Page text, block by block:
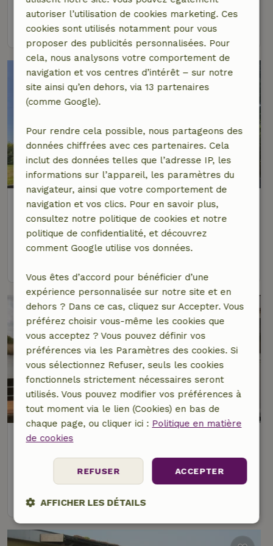
2 personnes
Maison nature à Doornspijk
À 15 km distance de Dronten
9,1/10
4 personnes2 Chambres à coucher
Maison nature à IJsselmuiden
6 personnes2 Chambres à coucher
autoriser l’utilisation de cookies marketing. Ces
cookies sont utilisés notamment pour vous
proposer des publicités personnalisées. Pour
cela, nous analysons votre comportement de
navigation et vos centres d’intérêt – sur notre
site ainsi qu’en dehors, via 13 partenaires
(comme Google).
Pour rendre cela possible, nous partageons des
données chiffrées avec ces partenaires. Cela
inclut des données telles que l’adresse IP, les
informations sur l’appareil, les paramètres du
navigateur, ainsi que votre comportement de
navigation et vos clics. Pour en savoir plus,
consultez notre politique de cookies et notre
politique de confidentialité, et découvrez
comment Google utilise vos données.
Vous êtes d’accord pour bénéficier d’une
expérience personnalisée sur notre site et en
dehors ? Dans ce cas, cliquez sur Accepter. Vous
préférez choisir vous-même les cookies que
vous acceptez ? Vous pouvez définir vos
préférences via les Paramètres des cookies. Si
vous sélectionnez Refuser, seuls les cookies
fonctionnels strictement nécessaires seront
utilisés. Vous pouvez modifier vos préférences à
tout moment via le lien (Cookies) en bas de
chaque page, ou cliquer ici : Politique en matière
de cookies
ACCEPTER
REFUSER
AFFICHER LES DÉTAILS
Strictement
nécessaires
Performance Ciblage